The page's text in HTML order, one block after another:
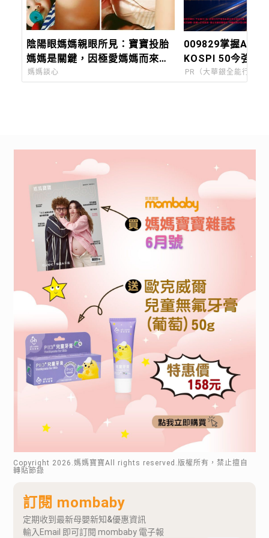
陰陽眼媽媽親眼所見：寶寶投胎
媽媽是關鍵，因極愛媽媽而來，
蒙古斑是著急見媽媽的印記
媽媽談心
009829掌握AI關
KOSPI 50今強勢
PR（大華銀全能行銷方
Copyright 2026 .媽媽寶寶All rights reserved.版權所有，禁止擅自
轉貼節錄
訂閱 mombaby
定期收到最新母嬰新知&優惠資訊
輸入Email 即可訂閱 mombaby 電子報